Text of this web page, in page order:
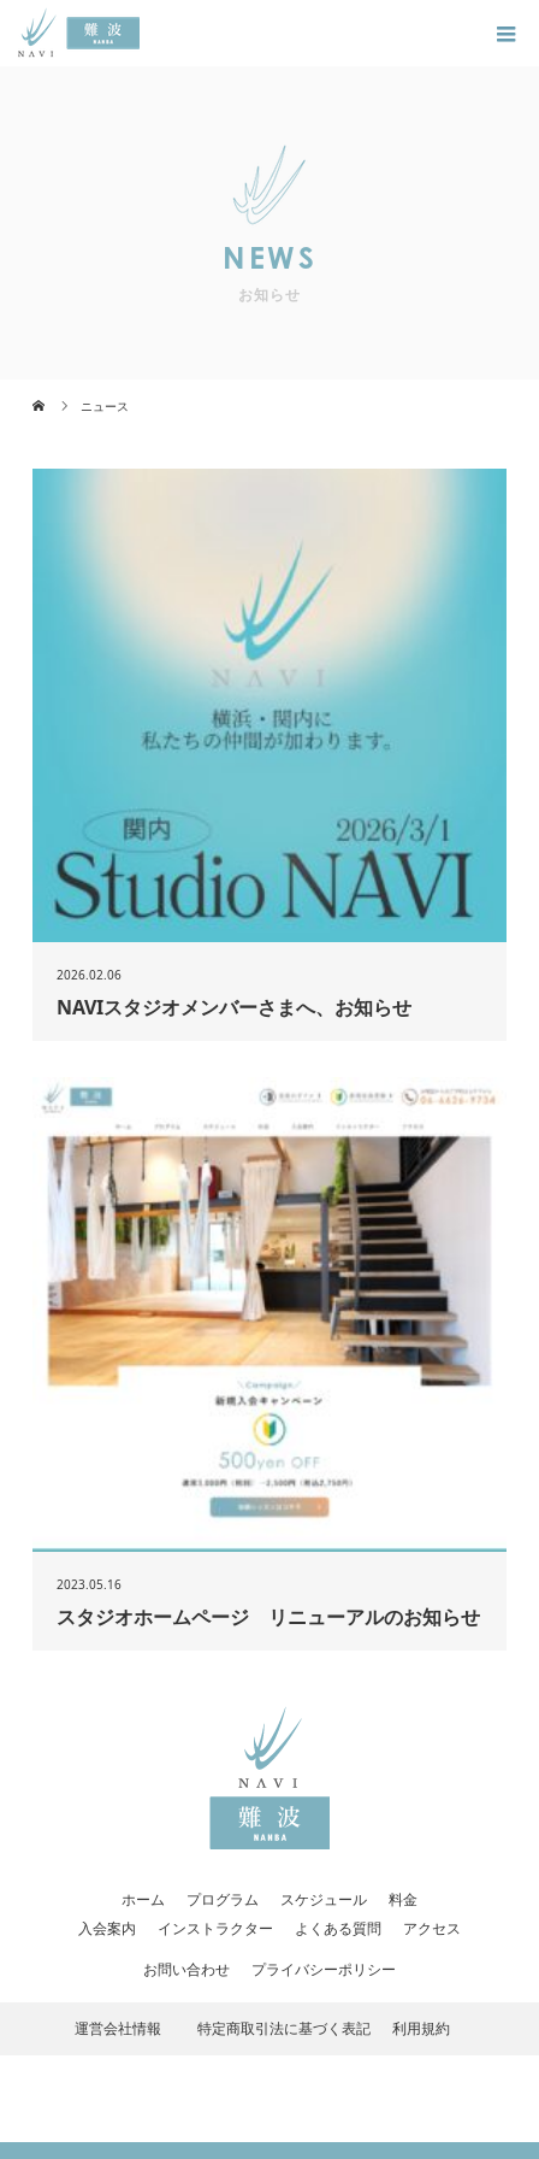
NEWS
お知らせ
ニュース
2026.02.06
NAVIスタジオメンバーさまへ、お知らせ
2023.05.16
スタジオホームページ リニューアルのお知らせ
ホーム プログラム スケジュール
料金
入会案内
インストラクター よくある質問 アクセス
お問い合わせ プライバシーポリシー
運営会社情報 特定商取引法に基づく表記 利用規約